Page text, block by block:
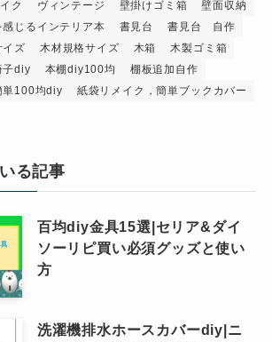
ク ヴィンテージ 壁掛けゴミ箱
壁面収納
感じるインテリア本 書見台
書見台 自作
イズ 木材規格サイズ 木箱
木製ゴミ箱
子diy 本棚diy100均
棚板追加自作
単100均diy
紙袋リメイク，簡単ブックカバー
る記事
百均diy金具15選|セリア&ダイ
ソーリピ買い必須グッズと使い
方
洗濯機排水ホースカバーdiy|ニ